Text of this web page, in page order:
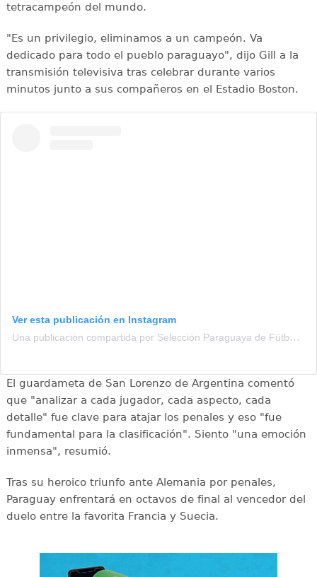
tetracampeón del mundo.
"Es un privilegio, eliminamos a un campeón. Va
dedicado para todo el pueblo paraguayo", dijo Gill a la
transmisión televisiva tras celebrar durante varios
minutos junto a sus compañeros en el Estadio Boston.
Ver esta publicación en Instagram
Una publicación compartida por Selección Paraguaya de Fútbol (@albirroja)
El guardameta de San Lorenzo de Argentina comentó
que "analizar a cada jugador, cada aspecto, cada
detalle" fue clave para atajar los penales y eso "fue
fundamental para la clasificación". Siento "una emoción
inmensa", resumió.
Tras su heroico triunfo ante Alemania por penales,
Paraguay enfrentará en octavos de final al vencedor del
duelo entre la favorita Francia y Suecia.